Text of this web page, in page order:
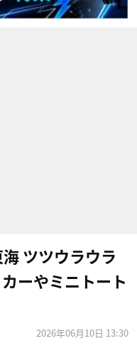
ツツウラウラ
ーやミニトート
2026年06月10日 13:30